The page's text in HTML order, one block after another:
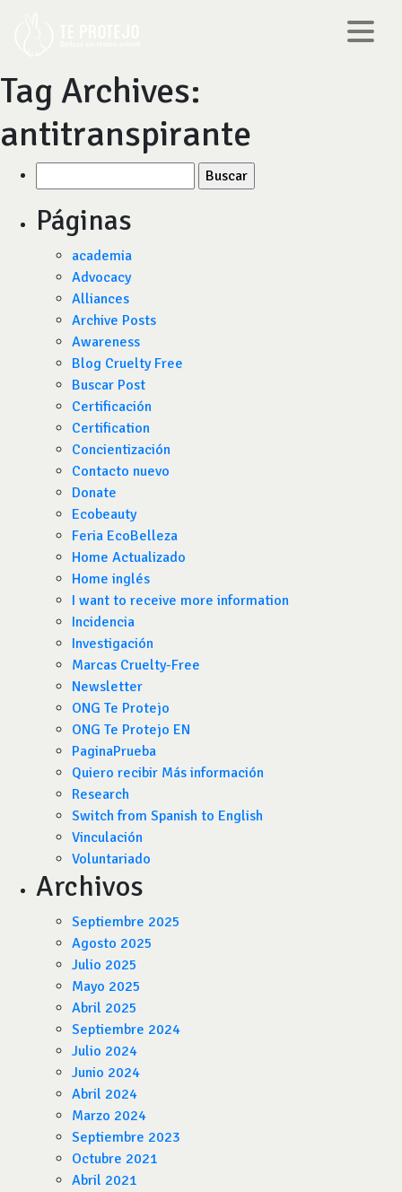
Tag Archives:
antitranspirante
por:
Páginas
academia
Advocacy
Alliances
Archive Posts
Awareness
Blog Cruelty Free
Buscar Post
Certificación
Certification
Concientización
Contacto nuevo
Donate
Ecobeauty
Feria EcoBelleza
Home Actualizado
Home inglés
I want to receive more information
Incidencia
Investigación
Marcas Cruelty-Free
Newsletter
ONG Te Protejo
ONG Te Protejo EN
PaginaPrueba
Quiero recibir Más información
Research
Switch from Spanish to English
Vinculación
Voluntariado
Archivos
Septiembre 2025
Agosto 2025
Julio 2025
Mayo 2025
Abril 2025
Septiembre 2024
Julio 2024
Junio 2024
Abril 2024
Marzo 2024
Septiembre 2023
Octubre 2021
Abril 2021